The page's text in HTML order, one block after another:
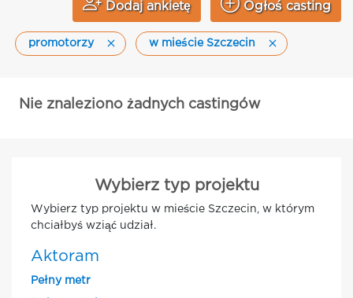
Dodaj ankietę Ogłoś casting
promotorzy w mieście Szczecin
Nie znaleziono żadnych castingów
Wybierz typ projektu
Wybierz typ projektu w mieście Szczecin, w którym
chciałbyś wziąć udział.
Aktoram
Pełny metr